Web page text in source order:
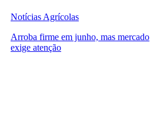
Notícias Agrícolas
Arroba firme em junho, mas mercado
exige atenção